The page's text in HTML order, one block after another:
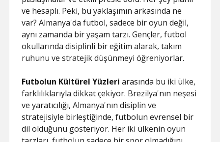
ve hesaplı. Peki, bu yaklaşımın arkasında ne
var? Almanya'da futbol, sadece bir oyun değil,
aynı zamanda bir yaşam tarzı. Gençler, futbol
okullarında disiplinli bir eğitim alarak, takım
ruhunu ve stratejik düşünmeyi öğreniyorlar.
Futbolun Kültürel Yüzleri arasında bu iki ülke,
farklılıklarıyla dikkat çekiyor. Brezilya'nın neşesi
ve yaratıcılığı, Almanya'nın disiplin ve
stratejisiyle birleştiğinde, futbolun evrensel bir
dil olduğunu gösteriyor. Her iki ülkenin oyun